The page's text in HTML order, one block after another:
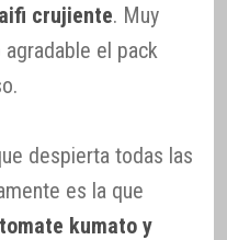
crujiente. Muy
el pack
despierta todas las
es la que
kumato y